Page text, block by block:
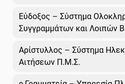
Εύδοξος – Σύστημα
Συγγραμμάτων και Λοιπών
Αρίστυλλος – Σύστημα
Αιτήσεων Π.Μ.Σ.